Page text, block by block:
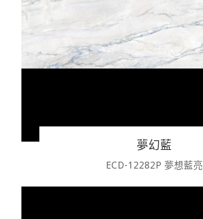
夢幻藍
ECD-12282P 夢想藍亮